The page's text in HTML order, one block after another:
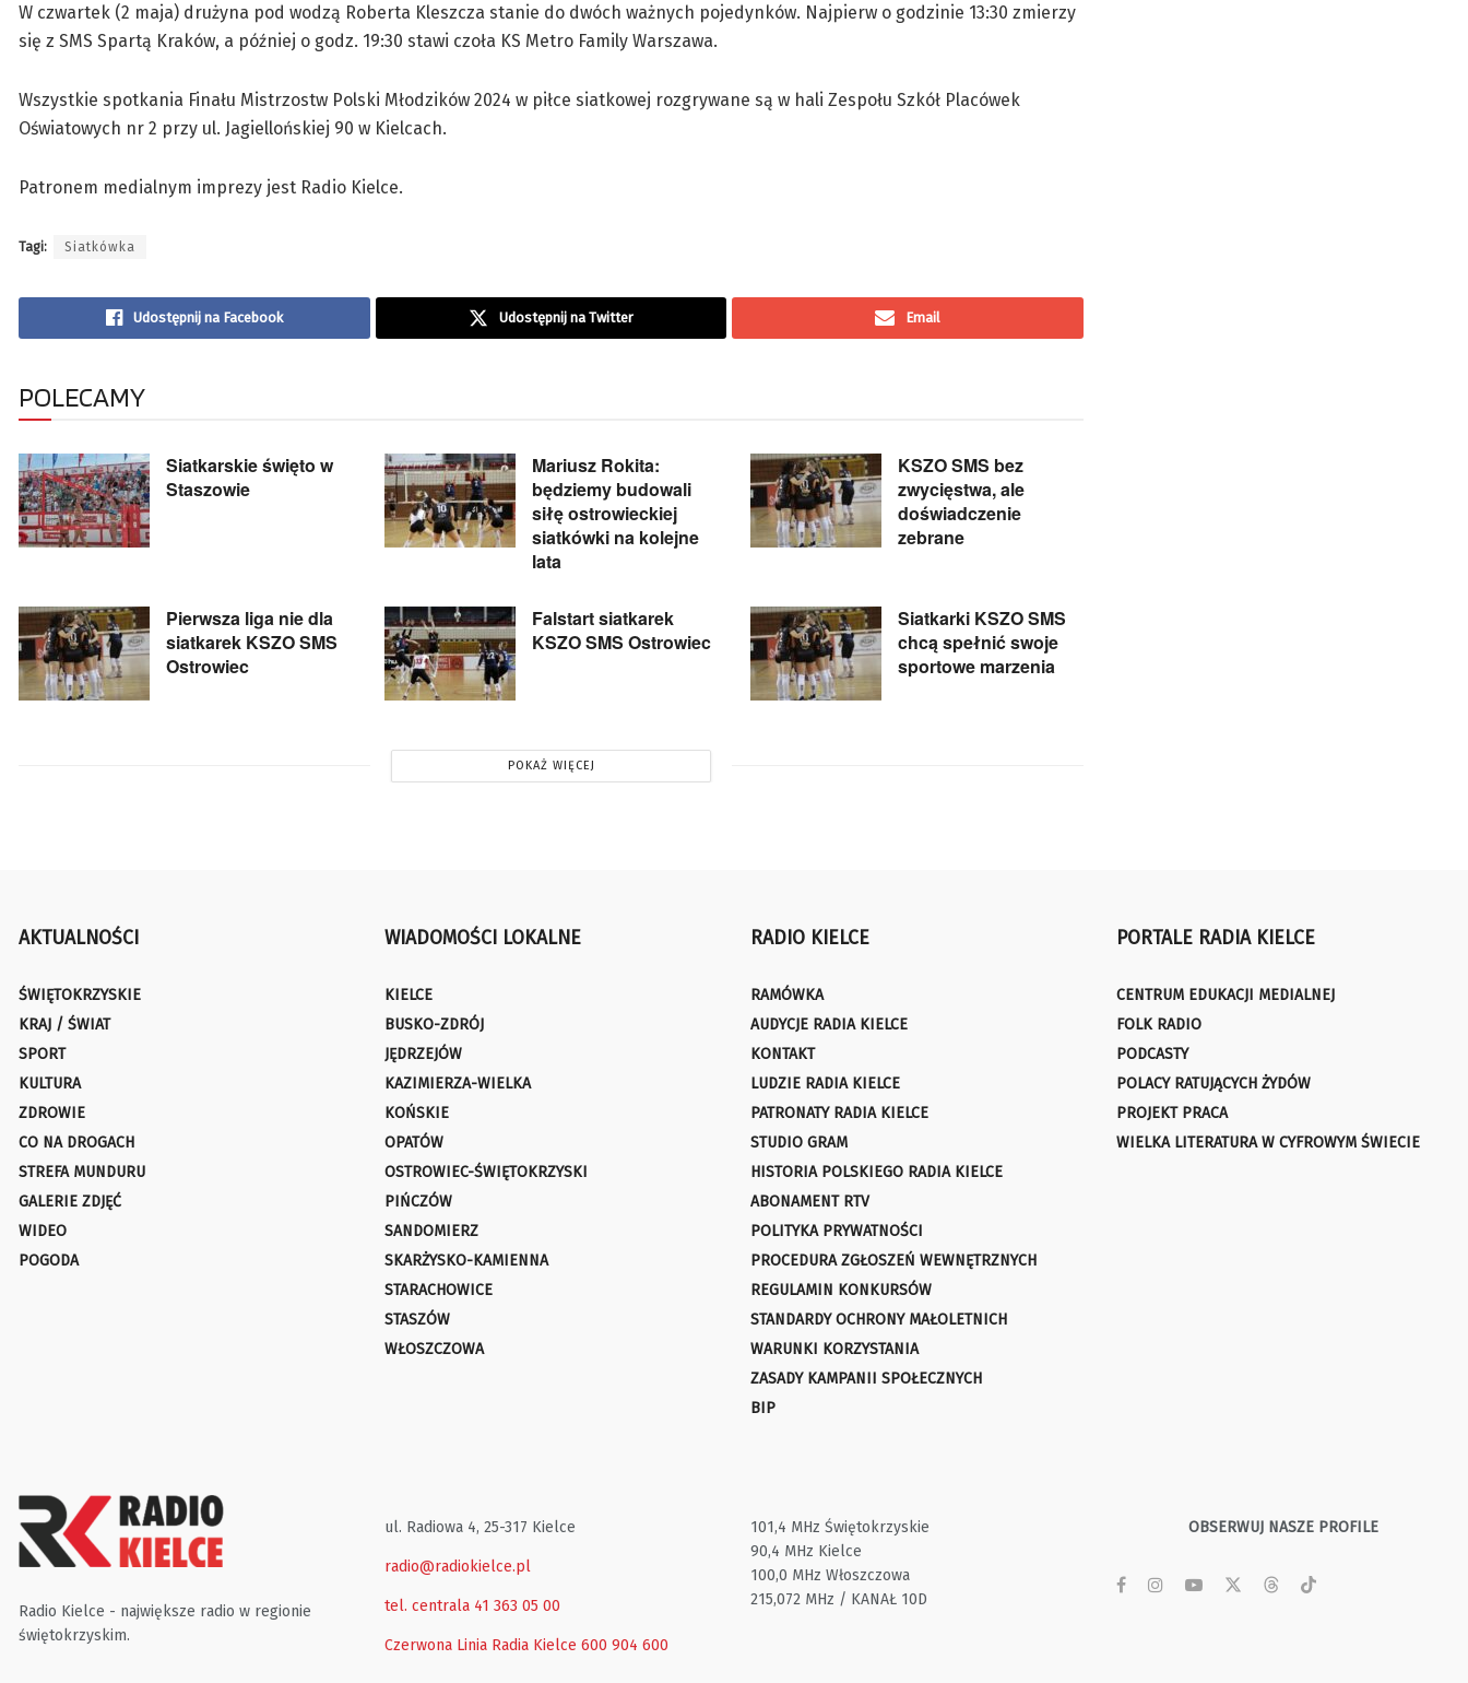
W czwartek (2 maja) drużyna pod wodzą Roberta Kleszcza stanie do dwóch ważnych pojedynków. Najpierw o godzinie 13:30 zmierzy
się z SMS Spartą Kraków, a później o godz. 19:30 stawi czoła KS Metro Family Warszawa.
Wszystkie spotkania Finału Mistrzostw Polski Młodzików 2024 w piłce siatkowej rozgrywane są w hali Zespołu Szkół Placówek
Oświatowych nr 2 przy ul. Jagiellońskiej 90 w Kielcach.
Patronem medialnym imprezy jest Radio Kielce.
Tagi: Siatkówka
Udostępnij na Facebook Udostępnij na Twitter Email
POLECAMY
Siatkarskie święto w
Staszowie
Mariusz Rokita:
będziemy budowali
siłę ostrowieckiej
siatkówki na kolejne
lata
KSZO SMS bez
zwycięstwa, ale
doświadczenie
zebrane
Pierwsza liga nie dla
siatkarek KSZO SMS
Ostrowiec
Falstart siatkarek
KSZO SMS Ostrowiec
Siatkarki KSZO SMS
chcą spełnić swoje
sportowe marzenia
POKAŻ WIĘCEJ
AKTUALNOŚCI
ŚWIĘTOKRZYSKIE
KRAJ / ŚWIAT
SPORT
KULTURA
ZDROWIE
CO NA DROGACH
STREFA MUNDURU
GALERIE ZDJĘĆ
WIDEO
POGODA
WIADOMOŚCI LOKALNE
KIELCE
BUSKO-ZDRÓJ
JĘDRZEJÓW
KAZIMIERZA-WIELKA
KOŃSKIE
OPATÓW
OSTROWIEC-ŚWIĘTOKRZYSKI
PIŃCZÓW
SANDOMIERZ
SKARŻYSKO-KAMIENNA
STARACHOWICE
STASZÓW
WŁOSZCZOWA
RADIO KIELCE
RAMÓWKA
AUDYCJE RADIA KIELCE
KONTAKT
LUDZIE RADIA KIELCE
PATRONATY RADIA KIELCE
STUDIO GRAM
HISTORIA POLSKIEGO RADIA KIELCE
ABONAMENT RTV
POLITYKA PRYWATNOŚCI
PROCEDURA ZGŁOSZEŃ WEWNĘTRZNYCH
REGULAMIN KONKURSÓW
STANDARDY OCHRONY MAŁOLETNICH
WARUNKI KORZYSTANIA
ZASADY KAMPANII SPOŁECZNYCH
BIP
PORTALE RADIA KIELCE
CENTRUM EDUKACJI MEDIALNEJ
FOLK RADIO
PODCASTY
POLACY RATUJĄCYCH ŻYDÓW
PROJEKT PRACA
WIELKA LITERATURA W CYFROWYM ŚWIECIE
Radio Kielce - największe radio w regionie
świętokrzyskim.
ul. Radiowa 4, 25-317 Kielce
radio@radiokielce.pl
tel. centrala 41 363 05 00
Czerwona Linia Radia Kielce 600 904 600
101,4 MHz Świętokrzyskie
90,4 MHz Kielce
100,0 MHz Włoszczowa
215,072 MHz / KANAŁ 10D
OBSERWUJ NASZE PROFILE